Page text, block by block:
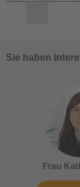
Sie haben
Frau